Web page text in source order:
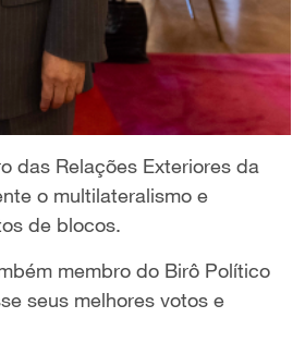
das Relações Exteriores da
o multilateralismo e
de blocos.
membro do Birô Político
seus melhores votos e